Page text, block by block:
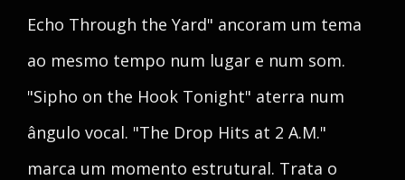
Echo Through the Yard" ancoram um tema
ao mesmo tempo num lugar e num som.
"Sipho on the Hook Tonight" aterra num
ângulo vocal. "The Drop Hits at 2 A.M."
marca um momento estrutural. Trata o